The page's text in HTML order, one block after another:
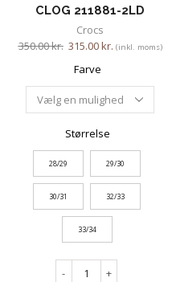
CLOG 211881-2LD
Crocs
350.00kr. 315.00kr. (inkl. moms)
Farve
Størrelse
28/29 29/30
30/31 32/33
33/34
- +